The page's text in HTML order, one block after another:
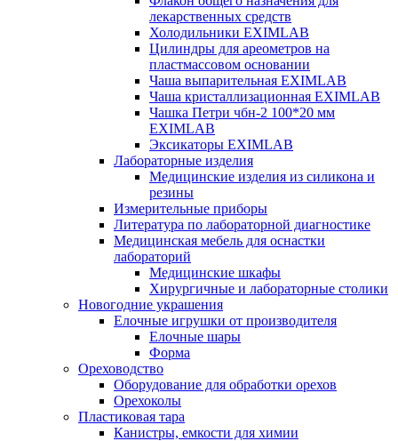
лекарственных средств
Холодильники EXIMLAB
Цилиндры для ареометров на
пластмассовом основании
Чаша выпарительная EXIMLAB
Чаша кристаллизационная EXIMLAB
Чашка Петри чбн-2 100*20 мм
EXIMLAB
Эксикаторы EXIMLAB
Лабораторные изделия
Медицинские изделия из силикона и
резины
Измерительные приборы
Литература по лабораторной диагностике
Медицинская мебель для оснастки
лабораторий
Медицинские шкафы
Хирургичные и лабораторные столики
Новогодние украшения
Елочные игрушки от производителя
Елочные шары
Форма
Ореховодство
Оборудование для обработки орехов
Орехоколы
Пластиковая тара
Канистры, емкости для химии